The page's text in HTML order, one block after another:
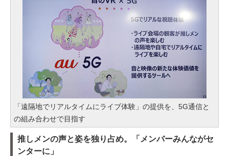
「遠隔地でリアルタイムにライブ体験」の提供を、5G通信と
の組み合わせで目指す
推しメンの声と姿を独り占め。「メンバーみんながセ
ンターに」